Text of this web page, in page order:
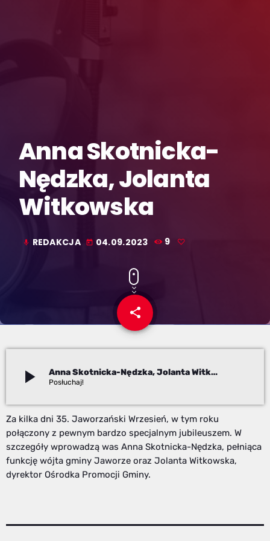
Anna Skotnicka-
Nędzka, Jolanta
Witkowska
mic REDAKCJA today 04.09.2023 9
share
email
play_arrow Anna Skotnicka-Nędzka, Jolanta Witkowska
Za kilka dni 35. Jaworzański Wrzesień, w tym roku
połączony z pewnym bardzo specjalnym jubileuszem. W
szczegóły wprowadzą was Anna Skotnicka-Nędzka, pełniąca
funkcję wójta gminy Jaworze oraz Jolanta Witkowska,
dyrektor Ośrodka Promocji Gminy.